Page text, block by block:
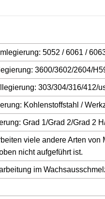
5052 / 6061 /
3600/3602/2604/
303/304/316/412/
Kohlenstoffstahl /
Grad 1/Grad 2/Grad 2
viele andere Arten
nicht aufgeführt ist.
im